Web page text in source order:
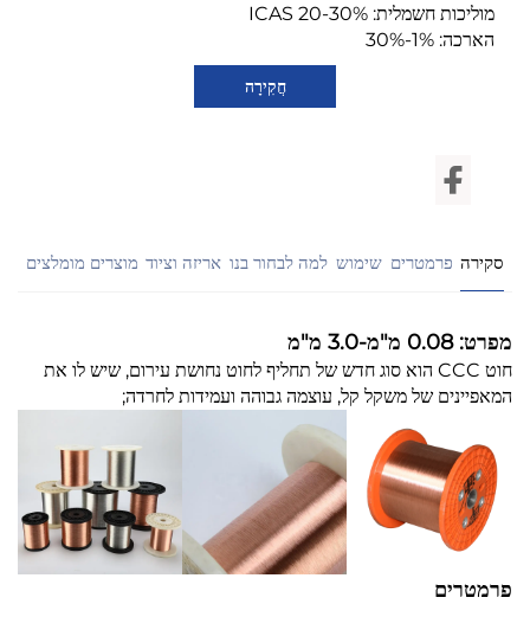
מוליכות חשמלית: 20-30% ICAS
הארכה: 1%-30%
חֲקִירָה
סקירה פרמטרים שימוש למה לבחור בנו אריזה וציוד מוצרים מומלצים
מפרט: 0.08 מ"מ-3.0 מ"מ
חוט CCC הוא סוג חדש של תחליף לחוט נחושת עירום, שיש לו את
המאפיינים של משקל קל, עוצמה גבוהה ועמידות לחרדה;
פרמטרים